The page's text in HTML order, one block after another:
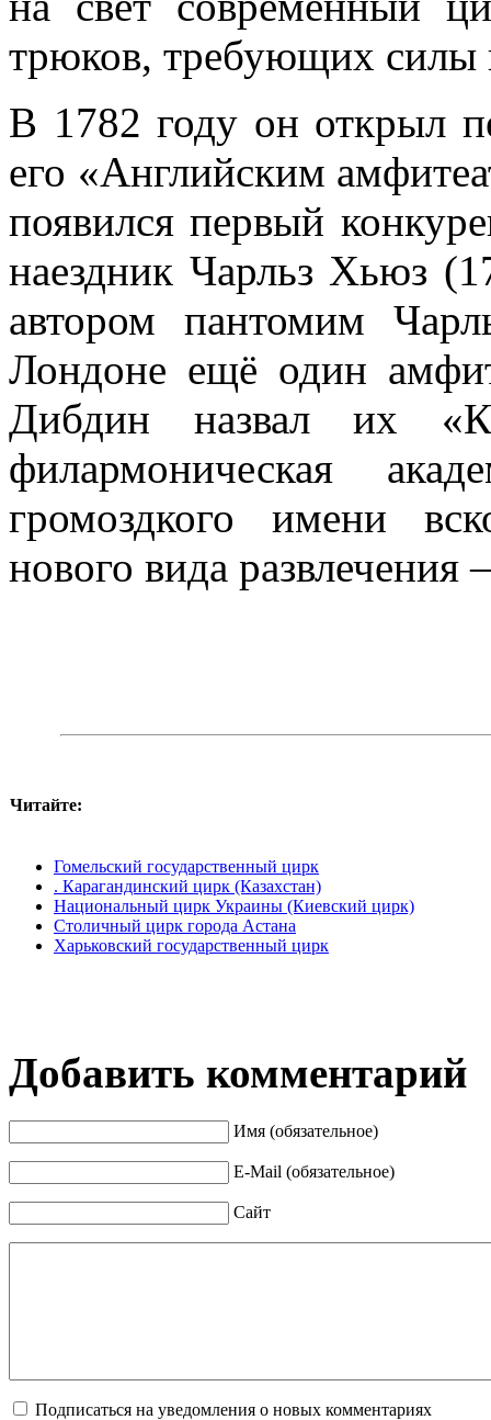
трюков, требующих силы
В 1782 году он открыл
его «Английским
появился первый
наездник Чарльз Хьюз
автором пантомим
Лондоне ещё один
Дибдин назвал их
филармоническая
громоздкого имени
нового вида развлечения
Читайте:
Гомельский государственный цирк
. Карагандинский цирк (Казахстан)
Национальный цирк Украины (Киевский цирк)
Столичный цирк города Астана
Харьковский государственный цирк
Добавить комментарий
Имя (обязательное)
E-Mail (обязательное)
Сайт
Подписаться на уведомления о новых комментариях